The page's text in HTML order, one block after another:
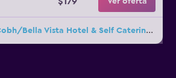
9 ofertas más de Cobh/Bella Vista Hotel & Self Catering Suites